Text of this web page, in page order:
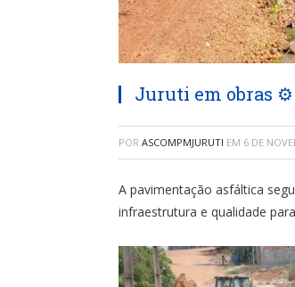
Juruti em obras ⚙️
POR ASCOMPMJURUTI EM 6 DE
A pavimentação asfáltica
infraestrutura e qualidade